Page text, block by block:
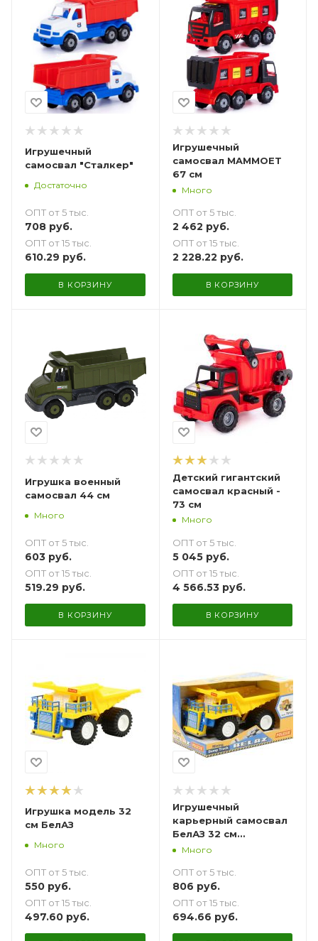
Игрушечный
самосвал "Сталкер"
Достаточно
ОПТ от 5 тыс.
708 руб.
ОПТ от 15 тыс.
610.29 руб.
В КОРЗИНУ
Игрушечный
самосвал MAMMOET
67 см
Много
ОПТ от 5 тыс.
2 462 руб.
ОПТ от 15 тыс.
2 228.22 руб.
В КОРЗИНУ
Игрушка военный
самосвал 44 см
Много
ОПТ от 5 тыс.
603 руб.
ОПТ от 15 тыс.
519.29 руб.
В КОРЗИНУ
Детский гигантский
самосвал красный -
73 см
Много
ОПТ от 5 тыс.
5 045руб.
ОПТ от 15 тыс.
4 566.53руб.
В КОРЗИНУ
Игрушка модель 32
см БелАЗ
Много
ОПТ от 5 тыс.
550 руб.
ОПТ от 15 тыс.
497.60 руб.
Игрушечный
карьерный самосвал
БелАЗ 32 см
подарочный
Много
ОПТ от 5 тыс.
806 руб.
ОПТ от 15 тыс.
694.66 руб.